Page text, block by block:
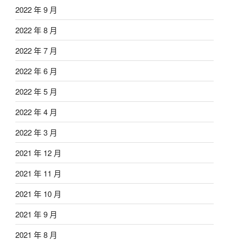
2022 年 9 月
2022 年 8 月
2022 年 7 月
2022 年 6 月
2022 年 5 月
2022 年 4 月
2022 年 3 月
2021 年 12 月
2021 年 11 月
2021 年 10 月
2021 年 9 月
2021 年 8 月